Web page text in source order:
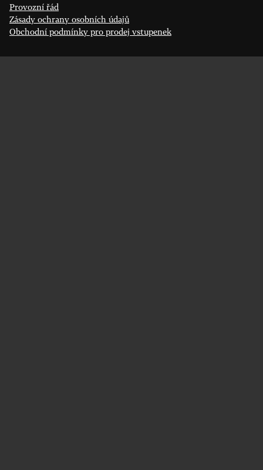
Provozní řád
Zásady ochrany osobních údajů
Obchodní podmínky pro prodej vstupenek